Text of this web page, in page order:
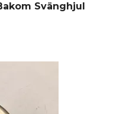
Svänghjul